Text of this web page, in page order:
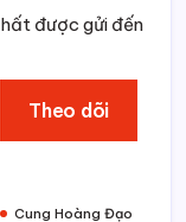
được gửi đến
Theo dõi
Cung Hoàng Đạo